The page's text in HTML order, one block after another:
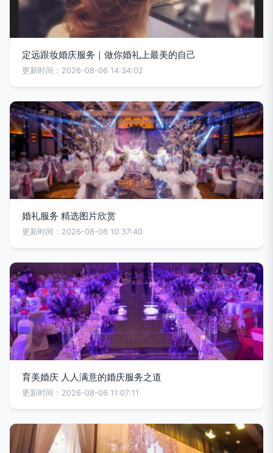
定远跟妆婚庆服务｜做你婚礼上最美的自己
更新时间：2026-08-06 14:34:02
婚礼服务 精选图片欣赏
更新时间：2026-08-06 10:37:40
育美婚庆 人人满意的婚庆服务之道
更新时间：2026-08-06 11:07:11